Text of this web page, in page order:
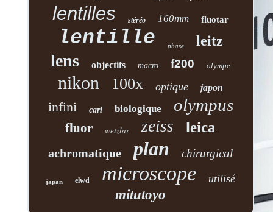
lentilles stéréo 160mm fluotar
lentille phase leitz
lens objectifs macro f200 olympe
nikon 100x optique japon
infini carl biologique olympus
fluor wetzlar zeiss leica
achromatique plan chirurgical
japan elwd microscope utilisé
mitutoyo